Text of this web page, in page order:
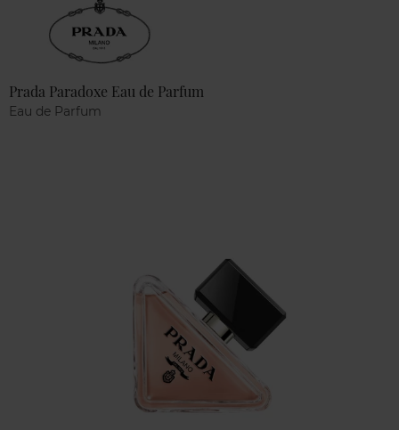
Prada Paradoxe Eau de Parfum
Eau de Parfum